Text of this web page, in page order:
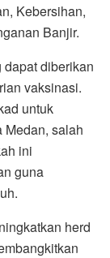
Kebersihan,
Banjir.
dapat diberikan
vaksinasi.
untuk
Medan, salah
ini
guna
herd